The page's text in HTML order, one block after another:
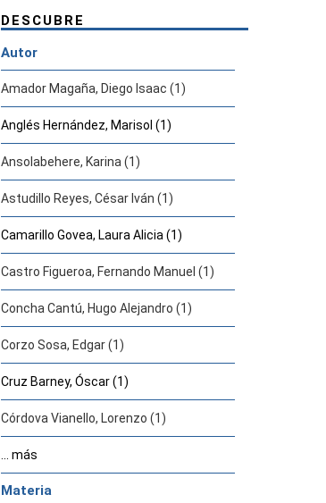
DESCUBRE
Autor
Amador Magaña, Diego Isaac (1)
Anglés Hernández, Marisol (1)
Ansolabehere, Karina (1)
Astudillo Reyes, César Iván (1)
Camarillo Govea, Laura Alicia (1)
Castro Figueroa, Fernando Manuel (1)
Concha Cantú, Hugo Alejandro (1)
Corzo Sosa, Edgar (1)
Cruz Barney, Óscar (1)
Córdova Vianello, Lorenzo (1)
... más
Materia